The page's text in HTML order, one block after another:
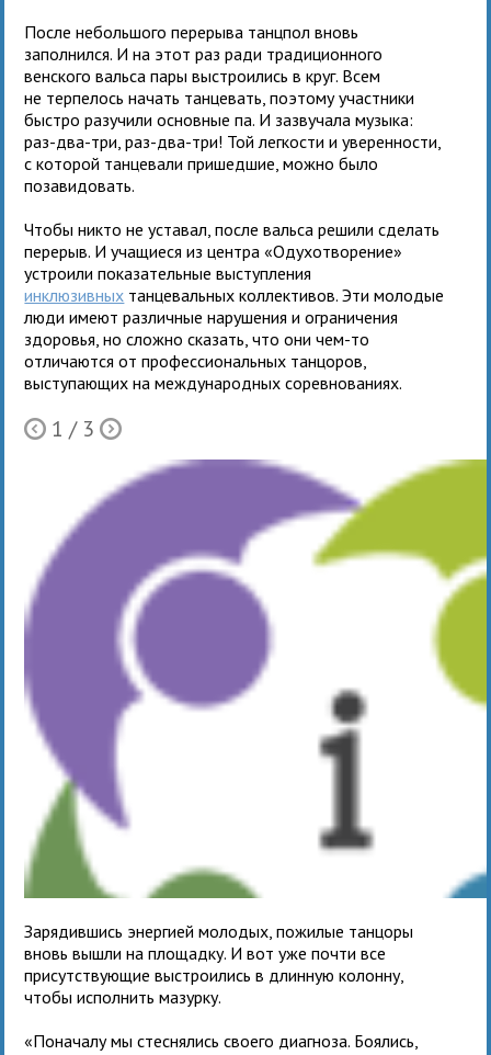
После небольшого перерыва танцпол вновь
заполнился. И на этот раз ради традиционного
венского вальса пары выстроились в круг. Всем
не терпелось начать танцевать, поэтому участники
быстро разучили основные па. И зазвучала музыка:
раз-два-три, раз-два-три! Той легкости и уверенности,
с которой танцевали пришедшие, можно было
позавидовать.
Чтобы никто не уставал, после вальса решили сделать
перерыв. И учащиеся из центра «Одухотворение»
устроили показательные выступления
инклюзивных танцевальных коллективов. Эти молодые
люди имеют различные нарушения и ограничения
здоровья, но сложно сказать, что они чем-то
отличаются от профессиональных танцоров,
выступающих на международных соревнованиях.
Ò 1 / 3Õ
Зарядившись энергией молодых, пожилые танцоры
вновь вышли на площадку. И вот уже почти все
присутствующие выстроились в длинную колонну,
чтобы исполнить мазурку.
«Поначалу мы стеснялись своего диагноза. Боялись,